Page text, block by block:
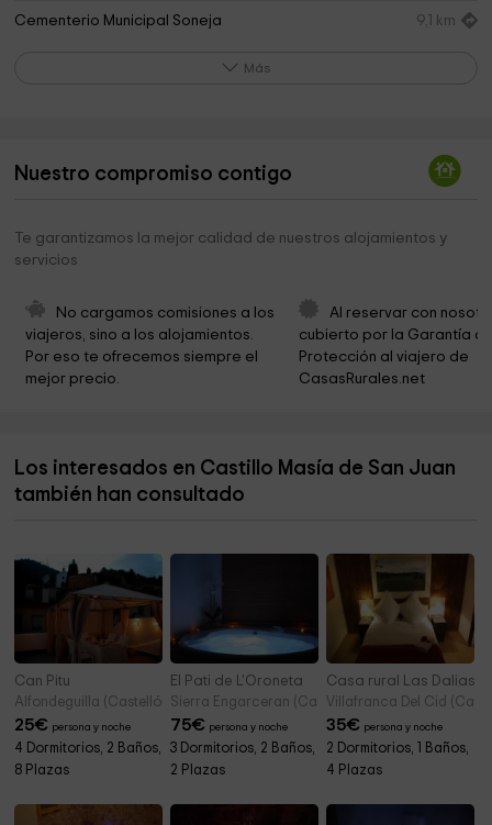
Cementerio Municipal Soneja 9,1 km
Parroquia San Miguel Arcángel
Ayuntamiento de Altura 9,2 km
I E B Segorbe
Centro de Interpretación de la Cartuja de
Valldecrist
Cooperativa Agrícola Nuestra Señora De La
Asunción Coop V
9,4 km
Fuente San Juan 9,4 km
Segóbriga Park 9,5 km
Más
Nuestro compromiso contigo
Te garantizamos la mejor calidad de nuestros alojamientos y
servicios
No cargamos comisiones a los
viajeros, sino a los alojamientos.
Por eso te ofrecemos siempre el
mejor precio.
Al reservar con
cubierto por la Garantía
Protección al viajero de
CasasRurales.net
Los interesados en Castillo Masía de San Juan
también han consultado
Can Pitu
Alfondeguilla (Castellón)
25€ persona y noche
4 Dormitorios, 2 Baños,
8 Plazas
El Pati de L'Oroneta
Sierra Engarceran (Castellón)
75€ persona y noche
3 Dormitorios, 2 Baños,
2 Plazas
Casa rural Las Dalias
Villafranca Del Cid
35€ persona y noche
2 Dormitorios, 1 Baños,
4 Plazas